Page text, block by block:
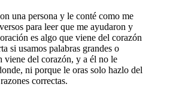
una persona y le conté como me
para leer que me ayudaron y
es algo que viene del corazón
si usamos palabras grandes o
viene del corazón, y a él no le
ni porque le oras solo hazlo del
correctas.